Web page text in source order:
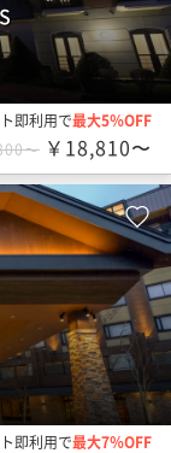
即利用で最大5％OFF
〜 ￥18,810〜
即利用で最大7％OFF